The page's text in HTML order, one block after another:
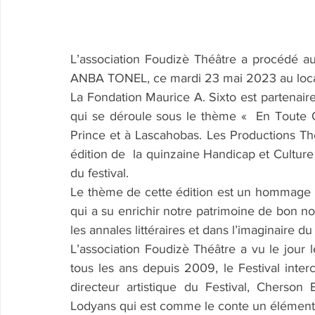
L’association Foudizè Théâtre a procédé
ANBA TONEL, ce mardi 23 mai 2023 au
La Fondation Maurice A. Sixto est
qui se déroule sous le thème «  En
Prince et à Lascahobas. Les Productions
édition de  la quinzaine Handicap et
du festival.
Le thème de cette édition est un
qui a su enrichir notre patrimoine de bon
les annales littéraires et dans l’imaginaire
L’association Foudizè Théâtre a vu le
tous les ans depuis 2009, le Festival
directeur artistique du Festival,
Lodyans qui est comme le conte un